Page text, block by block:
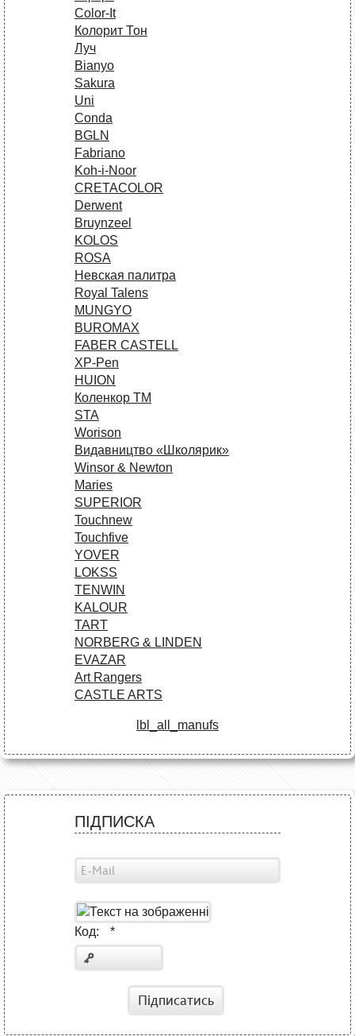
Сolor-It
Колорит Тон
Луч
Bianyo
Sakura
Uni
Conda
BGLN
Fabriano
Koh-i-Noor
CRETACOLOR
Derwent
Bruynzeel
KOLOS
ROSA
Невская палитра
Royal Talens
MUNGYO
BUROMAX
FABER CASTELL
XP-Pen
HUION
Коленкор ТМ
STA
Worison
Видавництво «Школярик»
Winsor & Newton
Maries
SUPERIOR
Touchnew
Touchfive
YOVER
LOKSS
TENWIN
KALOUR
TART
NORBERG & LINDEN
EVAZAR
Art Rangers
CASTLE ARTS
lbl_all_manufs
ПІДПИСКА
Код: *
Підписатись